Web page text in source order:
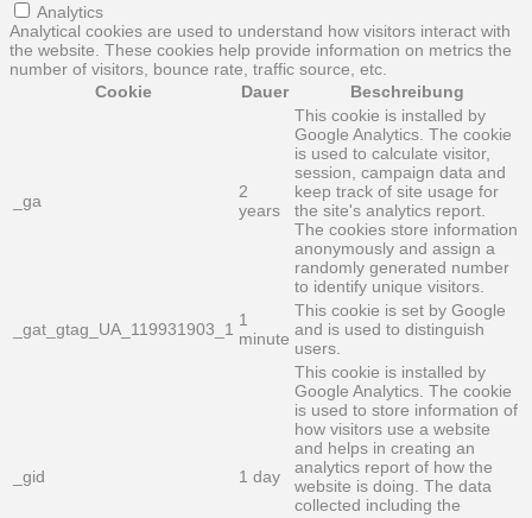
Analytics
Analytical cookies are used to understand how visitors interact with
the website. These cookies help provide information on metrics the
number of visitors, bounce rate, traffic source, etc.
Cookie
Dauer Beschreibung
_ga
2
years
This cookie is installed by
Google Analytics. The cookie
is used to calculate visitor,
session, campaign data and
keep track of site usage for
the site's analytics report.
The cookies store information
anonymously and assign a
randomly generated number
to identify unique visitors.
_gat_gtag_UA_119931903_1 1
minute
This cookie is set by Google
and is used to distinguish
users.
_gid 1 day
This cookie is installed by
Google Analytics. The cookie
is used to store information of
how visitors use a website
and helps in creating an
analytics report of how the
website is doing. The data
collected including the